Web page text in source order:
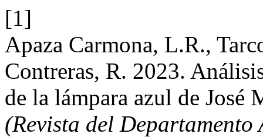
[1]
Apaza Carmona, L.R.,
Contreras, R. 2023.
de la lámpara azul de José
(Revista del